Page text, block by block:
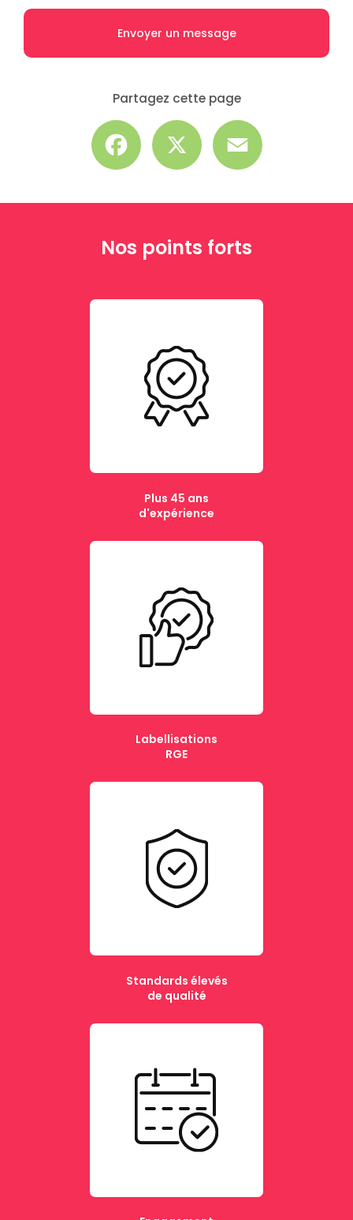
Envoyer un message
Partagez cette page
Facebook
Nos points forts
Plus 45 ans
d'expérience
Labellisations
RGE
Standards élevés
de qualité